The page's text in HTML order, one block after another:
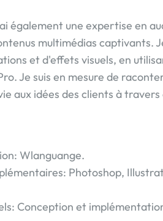
également une expertise en
multimédias captivants.
et d'effets visuels, en
Je suis en mesure de
aux idées des clients à
Wlanguange.
Photoshop,
Conception et